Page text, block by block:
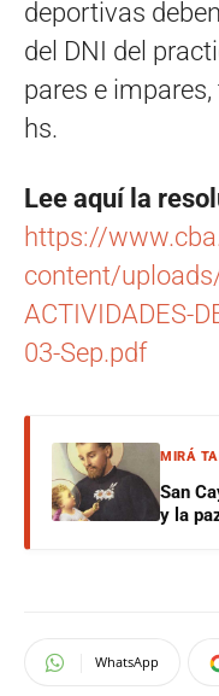
deportivas
del DNI del
pares e
hs.
Lee aquí la
https://
content/
ACTIVIDADES-
03-Sep.pdf
MIRÁ
San
y la
WhatsApp